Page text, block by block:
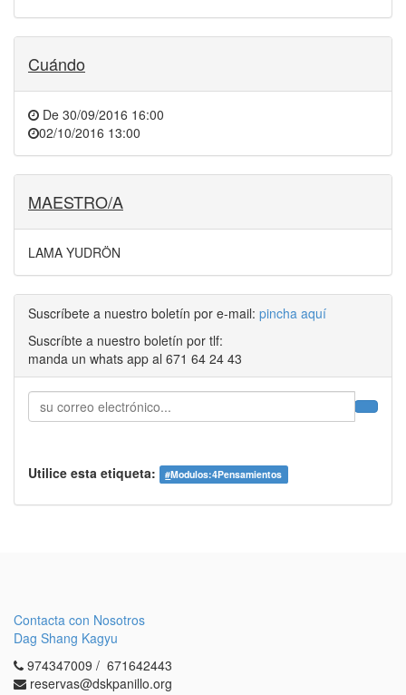
Cuándo
De 30/09/2016 16:00
02/10/2016 13:00
MAESTRO/A
LAMA YUDRÖN
Suscríbete a nuestro boletín por e-mail: pincha aquí
Suscríbte a nuestro boletín por tlf:
manda un whats app al 671 64 24 43
Utilice esta etiqueta: #Modulos:4Pensamientos
Contacta con Nosotros
Dag Shang Kagyu
974347009 / 671642443
reservas@dskpanillo.org